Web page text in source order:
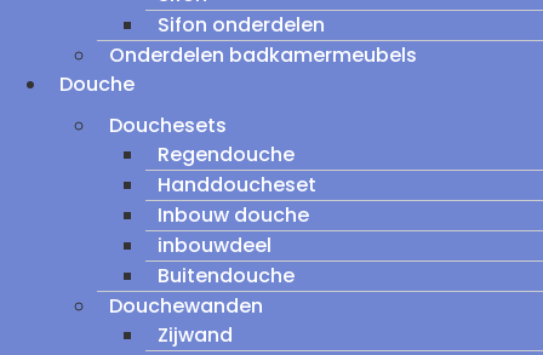
Sifon onderdelen
Onderdelen badkamermeubels
Douche
Douchesets
Regendouche
Handdoucheset
Inbouw douche
inbouwdeel
Buitendouche
Douchewanden
Zijwand